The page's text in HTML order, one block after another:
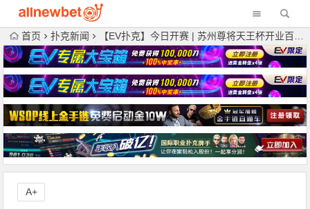
首页 扑克新闻 【EV扑克】今日开赛 | 苏州尊将天王杯开业百万赛9月13日开启，保底108W，详细赛程赛制发布！
A+